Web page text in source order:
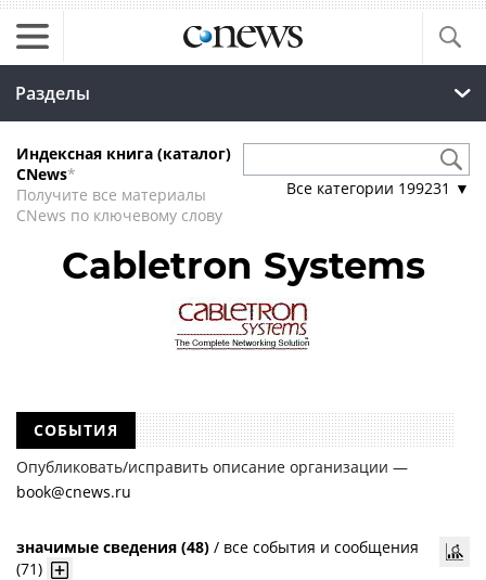
Разделы
Индексная книга (каталог)
CNews*
Получите все материалы
CNews по ключевому слову
Все категории 199231 ▼
Cabletron Systems
СОБЫТИЯ
Опубликовать/исправить описание организации —
book@cnews.ru
значимые сведения (48) / все события и сообщения
(71)